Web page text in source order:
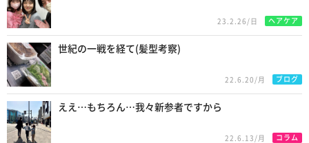
23.2.26/日 ヘアケア
世紀の一戦を経て(髪型考察)
22.6.20/月 ブログ
ええ…もちろん…我々新参者ですから
22.6.13/月 コラム